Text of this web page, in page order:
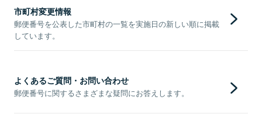
市町村変更情報
郵便番号を公表した市町村の一覧を実施日の新しい順に掲載
しています。
よくあるご質問・お問い合わせ
郵便番号に関するさまざまな疑問にお答えします。